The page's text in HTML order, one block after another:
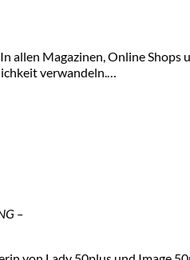
allen Magazinen, Online
verwandeln.…
–